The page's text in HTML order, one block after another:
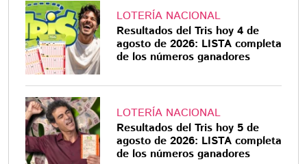
LOTERÍA NACIONAL
Resultados del Tris hoy 4 de
agosto de 2026: LISTA completa
de los números ganadores
LOTERÍA NACIONAL
Resultados del Tris hoy 5 de
agosto de 2026: LISTA completa
de los números ganadores